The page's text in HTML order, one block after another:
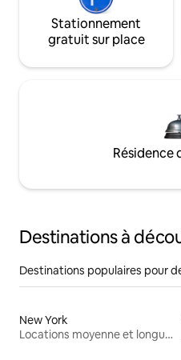
Stationnement
gratuit sur place
Résidence
Destinations à
Destinations populaires pour
New York
Locations moyenne et longue durée